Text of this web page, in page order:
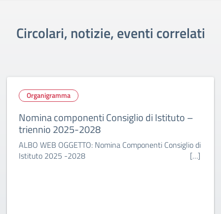
Circolari, notizie, eventi correlati
componenti Consiglio di Istituto –
2025-2028
WEB OGGETTO: Nomina Componenti Consiglio di
2025 -2028 […]
Al